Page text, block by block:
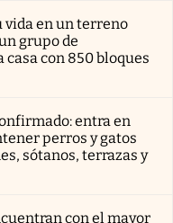
vida en un terreno
grupo de
con 850 bloques
entra en
perros y gatos
sótanos, terrazas y
con el mayor